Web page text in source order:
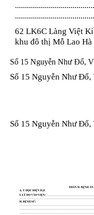
62 LK6C Làng Việt
khu đô thị Mỗ Lao
Số 15 Nguyễn Như Đổ,
Số 15 Nguyễn Như Đổ,
Số 15 Nguyễn Như Đổ,